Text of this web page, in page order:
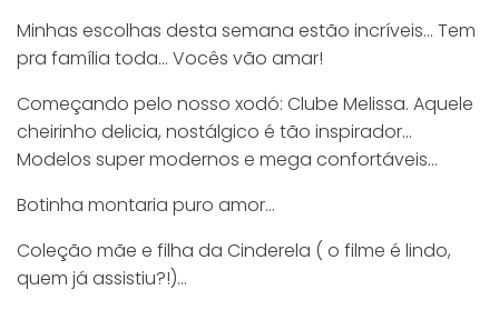
Minhas escolhas desta semana estão incríveis… Tem
pra família toda… Vocês vão amar!
Começando pelo nosso xodó: Clube Melissa. Aquele
cheirinho delicia, nostálgico é tão inspirador…
Modelos super modernos e mega confortáveis…
Botinha montaria puro amor…
Coleção mãe e filha da Cinderela ( o filme é lindo,
quem já assistiu?!)…